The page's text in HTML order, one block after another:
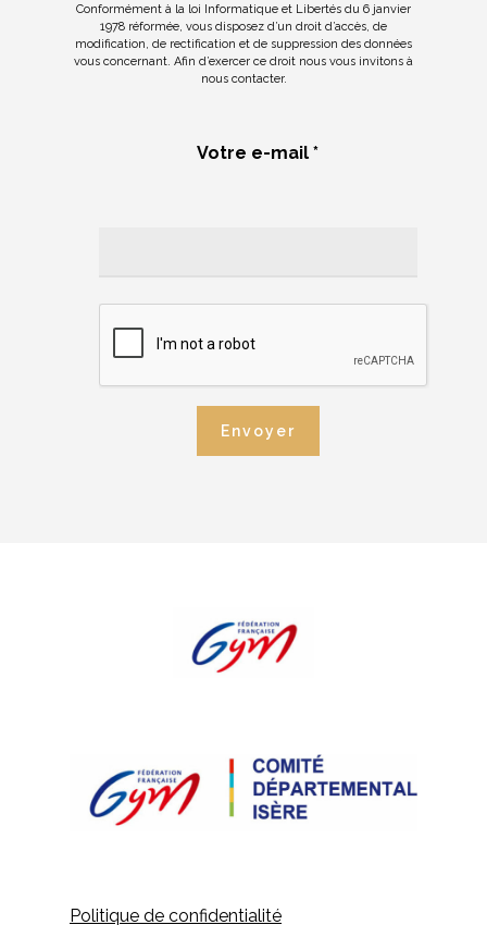
Conformément à la loi Informatique et Libertés du 6 janvier
1978 réformée, vous disposez d’un droit d’accès, de
modification, de rectification et de suppression des données
vous concernant. Afin d’exercer ce droit nous vous invitons à
nous contacter.
Votre e-mail *
Politique de confidentialité